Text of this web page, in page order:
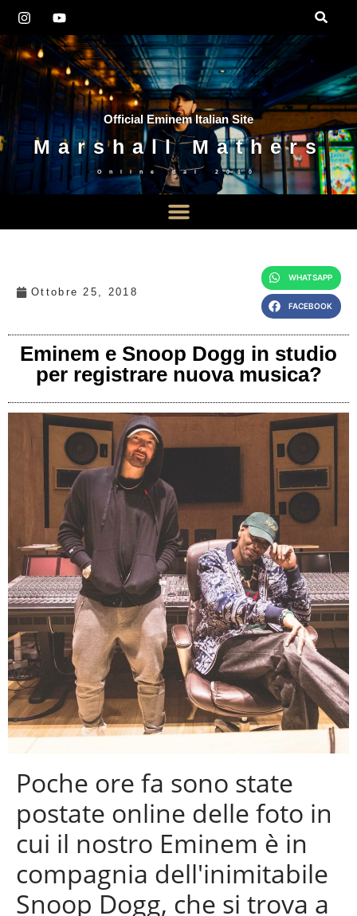
Official Eminem Italian Site
Marshall Mathers
Online dal 2010
Ottobre 25, 2018
WHATSAPP
FACEBOOK
Eminem e Snoop Dogg in studio
per registrare nuova musica?
Poche ore fa sono state
postate online delle foto in
cui il nostro Eminem è in
compagnia dell'inimitabile
Snoop Dogg, che si trova a